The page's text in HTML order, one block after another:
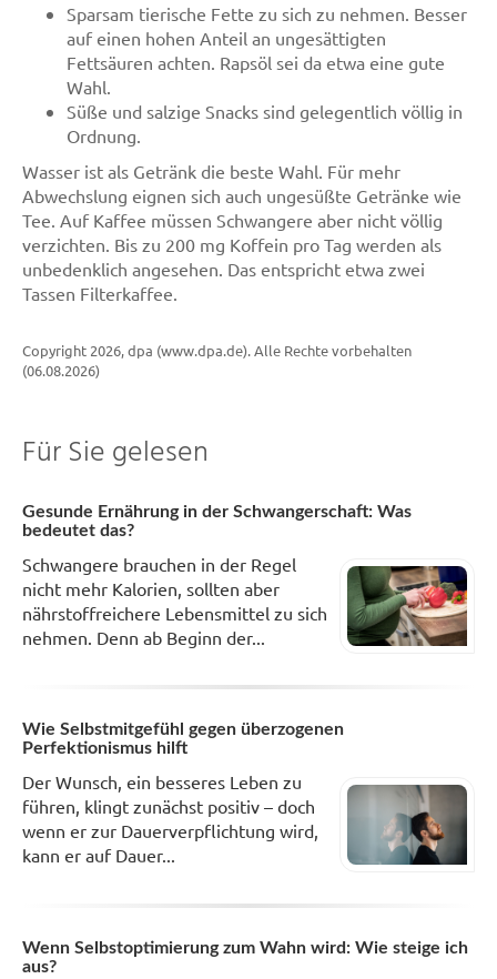
Sparsam tierische Fette zu sich zu nehmen. Besser
auf einen hohen Anteil an ungesättigten
Fettsäuren achten. Rapsöl sei da etwa eine gute
Wahl.
Süße und salzige Snacks sind gelegentlich völlig in
Ordnung.
Wasser ist als Getränk die beste Wahl. Für mehr
Abwechslung eignen sich auch ungesüßte Getränke wie
Tee. Auf Kaffee müssen Schwangere aber nicht völlig
verzichten. Bis zu 200 mg Koffein pro Tag werden als
unbedenklich angesehen. Das entspricht etwa zwei
Tassen Filterkaffee.
Copyright 2026, dpa (www.dpa.de). Alle Rechte vorbehalten
(06.08.2026)
Für Sie gelesen
Gesunde Ernährung in der Schwangerschaft: Was
bedeutet das?
Schwangere brauchen in der Regel
nicht mehr Kalorien, sollten aber
nährstoffreichere Lebensmittel zu sich
nehmen. Denn ab Beginn der...
Wie Selbstmitgefühl gegen überzogenen
Perfektionismus hilft
Der Wunsch, ein besseres Leben zu
führen, klingt zunächst positiv – doch
wenn er zur Dauerverpflichtung wird,
kann er auf Dauer...
Wenn Selbstoptimierung zum Wahn wird: Wie steige ich
aus?